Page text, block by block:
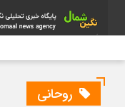
روحانی